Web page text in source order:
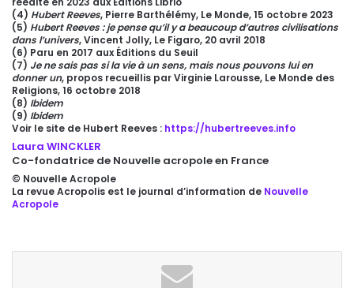
(4) Hubert Reeves, Pierre Barthélémy, Le Monde, 15 octobre 2023
(5) Hubert Reeves : je pense qu’il y a beaucoup d’autres civilisations
dans l’univers, Vincent Jolly, Le Figaro, 20 avril 2018
(6) Paru en 2017 aux Éditions du Seuil
(7) Je ne sais pas si la vie à un sens, mais nous pouvons lui en
donner un, propos recueillis par Virginie Larousse, Le Monde des
Religions, 16 octobre 2018
(8) Ibidem
(9) Ibidem
Voir le site de Hubert Reeves : https://hubertreeves.info
Laura WINCKLER
Co-fondatrice de Nouvelle acropole en France
© Nouvelle Acropole
La revue Acropolis est le journal d’information de Nouvelle
Acropole